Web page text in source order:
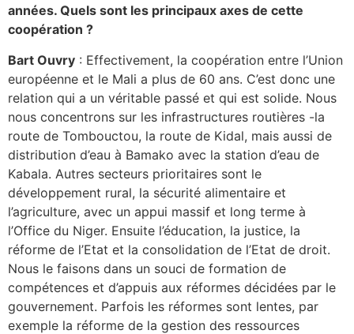
années. Quels sont les principaux axes de cette
coopération ?
Bart Ouvry : Effectivement, la coopération entre l’Union
européenne et le Mali a plus de 60 ans. C’est donc une
relation qui a un véritable passé et qui est solide. Nous
nous concentrons sur les infrastructures routières -la
route de Tombouctou, la route de Kidal, mais aussi de
distribution d’eau à Bamako avec la station d’eau de
Kabala. Autres secteurs prioritaires sont le
développement rural, la sécurité alimentaire et
l’agriculture, avec un appui massif et long terme à
l’Office du Niger. Ensuite l’éducation, la justice, la
réforme de l’Etat et la consolidation de l’Etat de droit.
Nous le faisons dans un souci de formation de
compétences et d’appuis aux réformes décidées par le
gouvernement. Parfois les réformes sont lentes, par
exemple la réforme de la gestion des ressources